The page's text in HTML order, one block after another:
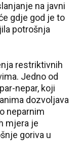
na javni
gdje god je to
potrošnja
restriktivnih
Jedno od
nepar, koji
dozvoljava
neparnim
mjera je
goriva u